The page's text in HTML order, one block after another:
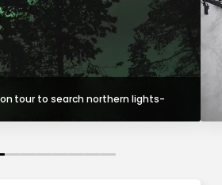
tour to search northern lights-
1 2 3 4 5 6 7